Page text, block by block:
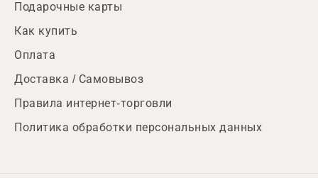
Подарочные карты
Как купить
Оплата
Доставка / Самовывоз
Правила интернет-торговли
Политика обработки персональных данных